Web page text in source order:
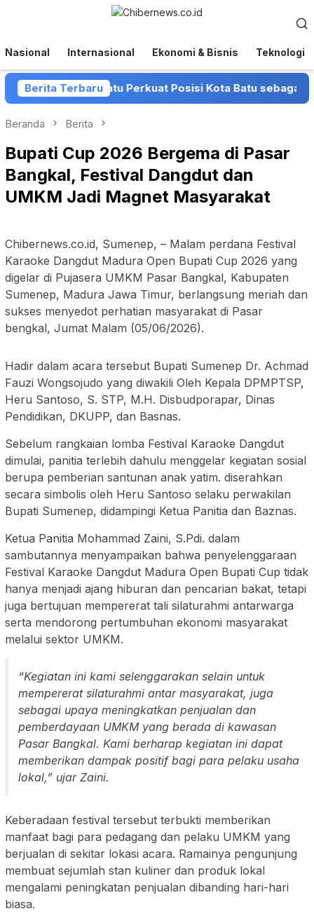
Nasional Internasional Ekonomi & Bisnis Teknologi
Berita Terbaru
Pemkot Batu Perkuat Posisi Kota Batu sebagai
Beranda Berita
Bupati Cup 2026 Bergema di Pasar
Bangkal, Festival Dangdut dan
UMKM Jadi Magnet Masyarakat
Chibernews.co.id, Sumenep, – Malam perdana Festival
Karaoke Dangdut Madura Open Bupati Cup 2026 yang
digelar di Pujasera UMKM Pasar Bangkal, Kabupaten
Sumenep, Madura Jawa Timur, berlangsung meriah dan
sukses menyedot perhatian masyarakat di Pasar
bengkal, Jumat Malam (05/06/2026).
Hadir dalam acara tersebut Bupati Sumenep Dr. Achmad
Fauzi Wongsojudo yang diwakili Oleh Kepala DPMPTSP,
Heru Santoso, S. STP, M.H. Disbudporapar, Dinas
Pendidikan, DKUPP, dan Basnas.
Sebelum rangkaian lomba Festival Karaoke Dangdut
dimulai, panitia terlebih dahulu menggelar kegiatan sosial
berupa pemberian santunan anak yatim. diserahkan
secara simbolis oleh Heru Santoso selaku perwakilan
Bupati Sumenep, didampingi Ketua Panitia dan Baznas.
Ketua Panitia Mohammad Zaini, S.Pdi. dalam
sambutannya menyampaikan bahwa penyelenggaraan
Festival Karaoke Dangdut Madura Open Bupati Cup tidak
hanya menjadi ajang hiburan dan pencarian bakat, tetapi
juga bertujuan mempererat tali silaturahmi antarwarga
serta mendorong pertumbuhan ekonomi masyarakat
melalui sektor UMKM.
“Kegiatan ini kami selenggarakan selain untuk
mempererat silaturahmi antar masyarakat, juga
sebagai upaya meningkatkan penjualan dan
pemberdayaan UMKM yang berada di kawasan
Pasar Bangkal. Kami berharap kegiatan ini dapat
memberikan dampak positif bagi para pelaku usaha
lokal,” ujar Zaini.
Keberadaan festival tersebut terbukti memberikan
manfaat bagi para pedagang dan pelaku UMKM yang
berjualan di sekitar lokasi acara. Ramainya pengunjung
membuat sejumlah stan kuliner dan produk lokal
mengalami peningkatan penjualan dibanding hari-hari
biasa.